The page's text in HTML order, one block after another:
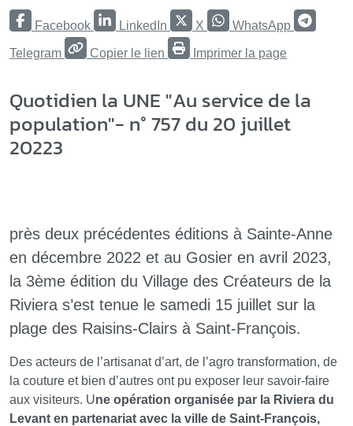
Facebook LinkedIn X WhatsApp
Telegram Copier le lien Imprimer la page
Quotidien la UNE "Au service de la
population"- n° 757 du 20 juillet
20223
près deux précédentes éditions à Sainte-Anne
en décembre 2022 et au Gosier en avril 2023,
la 3ème édition du Village des Créateurs de la
Riviera s’est tenue le samedi 15 juillet sur la
plage des Raisins-Clairs à Saint-François.
Des acteurs de l’artisanat d’art, de l’agro transformation, de
la couture et bien d’autres ont pu exposer leur savoir-faire
aux visiteurs. Une opération organisée par la Riviera du
Levant en partenariat avec la ville de Saint-François,